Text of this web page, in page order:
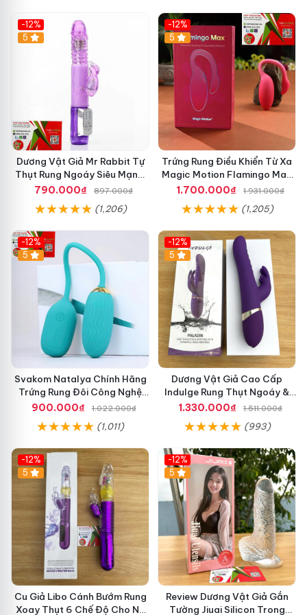
-12%
5
Dương Vật Giả Mr Rabbit Tự
Thụt Rung Ngoáy Siêu Mạnh,
Chính Hãng
790.000₫ 897.000₫
(1,206)
-12%
5
Trứng Rung Điều Khiển Từ Xa
Magic Motion Flamingo Max
Kết Nối App Thông Minh
1.700.000₫ 1.931.000₫
(1,205)
-12%
5
Svakom Natalya Chính Hãng
Trứng Rung Đôi Công Nghệ
Cảm Biến Âm Thanh
900.000₫ 1.022.000₫
(1,011)
-12%
5
Dương Vật Giả Cao Cấp
Indulge Rung Thụt Ngoáy &
Sưởi Ấm Điểm G
1.330.000₫ 1.511.000₫
(993)
-12%
5
Cu Giả Libo Cánh Bướm Rung
Xoay Thụt 6 Chế Độ Cho Nữ
-12%
5
Review Dương Vật Giả Gắn
Tường Jiuai Silicon Trong